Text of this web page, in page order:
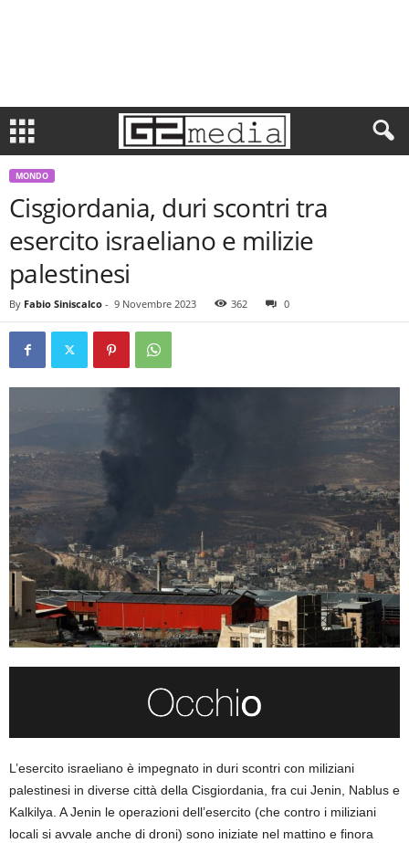
MONDO
Cisgiordania, duri scontri tra
esercito israeliano e milizie
palestinesi
By Fabio Siniscalco - 9 Novembre 2023 362 0
L’esercito israeliano è impegnato in duri scontri con miliziani
palestinesi in diverse città della Cisgiordania, fra cui Jenin, Nablus e
Kalkilya. A Jenin le operazioni dell’esercito (che contro i miliziani
locali si avvale anche di droni) sono iniziate nel mattino e finora